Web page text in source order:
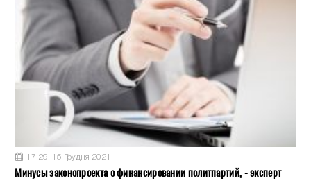
17:29, 15 Грудня 2021
Минусы законопроекта о финансировании политпартий, - эксперт